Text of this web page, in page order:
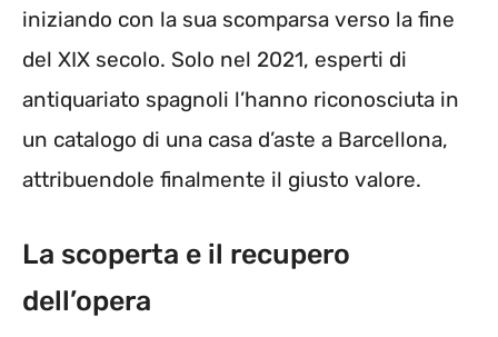
iniziando con la sua scomparsa verso la fine
del XIX secolo. Solo nel 2021, esperti di
antiquariato spagnoli l’hanno riconosciuta in
un catalogo di una casa d’aste a Barcellona,
attribuendole finalmente il giusto valore.
La scoperta e il recupero
dell’opera